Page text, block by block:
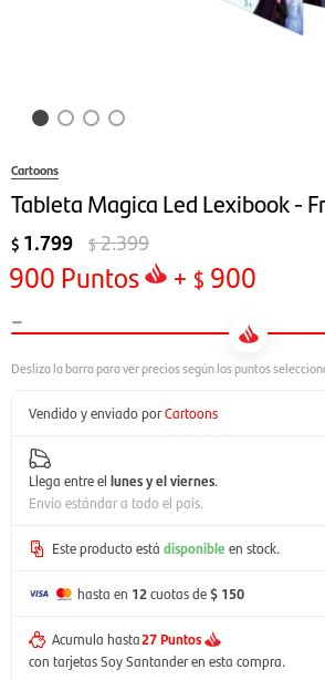
Cartoons
Tableta Magica Led Lexibook -
$ 1.799 $2.399
900 Puntos + $ 900
-
Vendido y enviado porCartoons
Llega entre el lunes y el viernes.
Envío estándar a todo el país.
Este producto está disponible en stock.
hasta en 12cuotas de$ 150
Acumula hasta27 Puntos
con tarjetas Soy Santander en esta compra.